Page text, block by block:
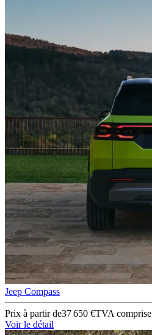
Jeep Compass
Prix à partir de37 650 €TVA comprise
Voir le détail